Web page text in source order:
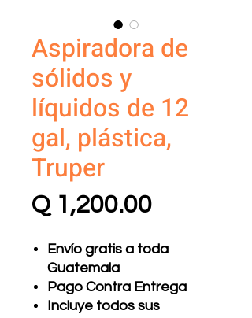
Aspiradora de
sólidos y
líquidos de 12
gal, plástica,
Truper
Q 1,200.00Precio
Envío gratis a toda
Guatemala
Pago Contra Entrega
Incluye todos sus